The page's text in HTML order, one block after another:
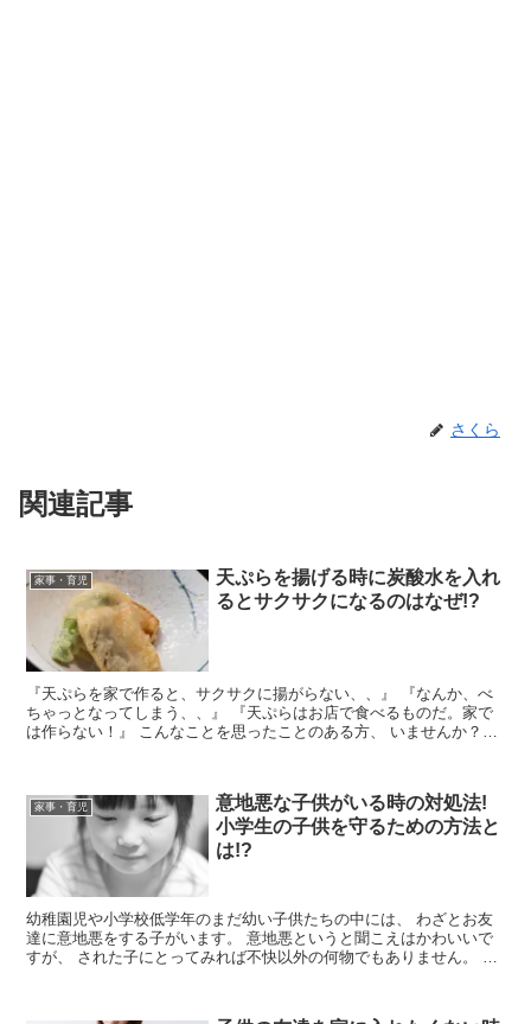
さくら
関連記事
家事・育児
天ぷらを揚げる時に炭酸水を入れ
るとサクサクになるのはなぜ!?
『天ぷらを家で作ると、サクサクに揚がらない、、』 『なんか、べ
ちゃっとなってしまう、、』 『天ぷらはお店で食べるものだ。家で
は作らない！』 こんなことを思ったことのある方、 いませんか？
家事・育児
意地悪な子供がいる時の対処法!
小学生の子供を守るための方法と
は!?
幼稚園児や小学校低学年のまだ幼い子供たちの中には、 わざとお友
達に意地悪をする子がいます。 意地悪というと聞こえはかわいいで
すが、 された子にとってみれば不快以外の何物でもありません。 度